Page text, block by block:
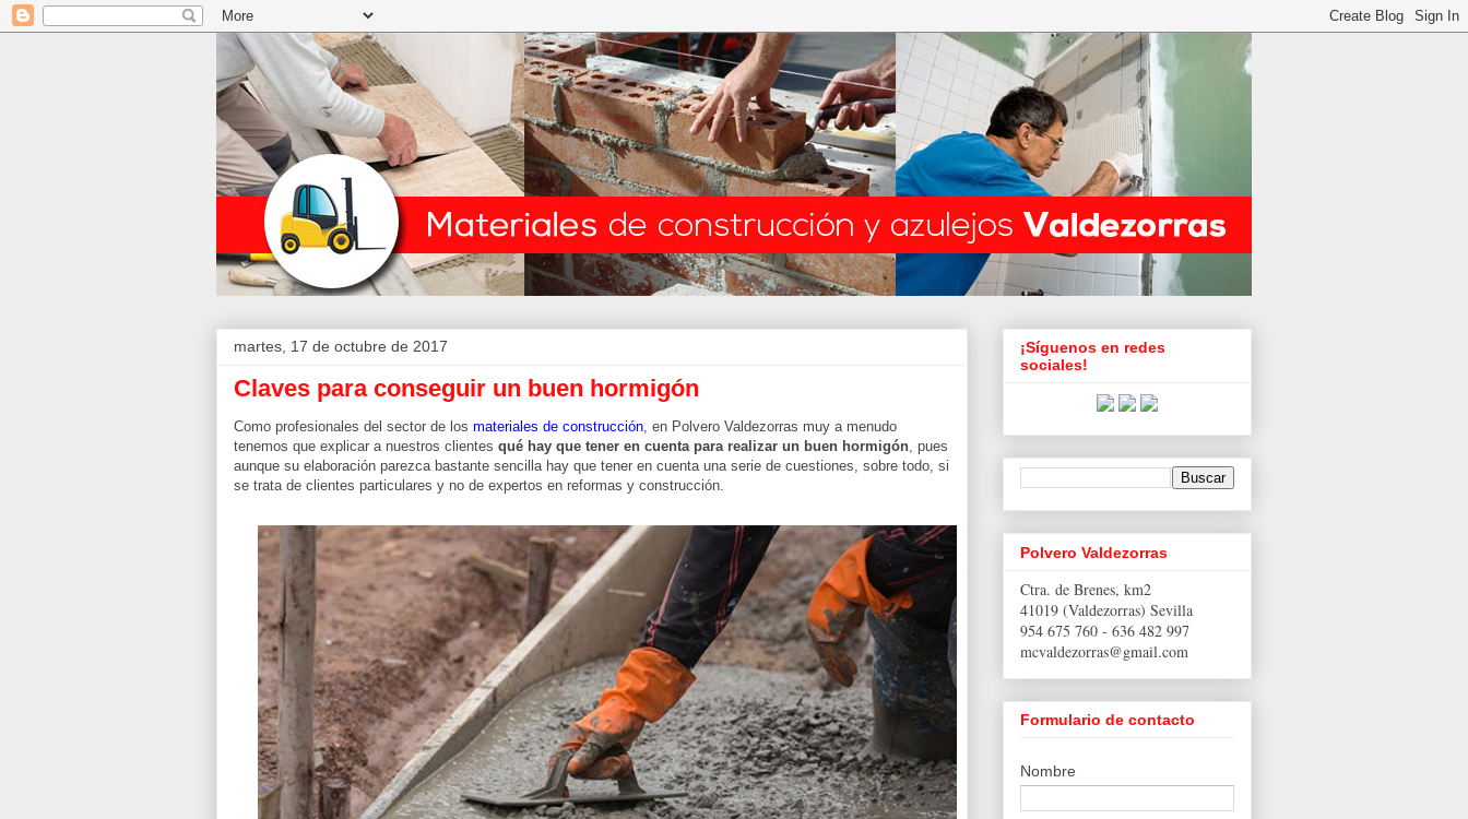
martes, 17 de octubre de 2017
Claves para conseguir un buen hormigón
Como profesionales del sector de los materiales de construcción, en Polvero Valdezorras muy a menudo
tenemos que explicar a nuestros clientes qué hay que tener en cuenta para realizar un buen hormigón, pues
aunque su elaboración parezca bastante sencilla hay que tener en cuenta una serie de cuestiones, sobre todo, si
se trata de clientes particulares y no de expertos en reformas y construcción.
¡Síguenos en redes
sociales!
Polvero Valdezorras
Ctra. de Brenes, km2
41019 (Valdezorras) Sevilla
954 675 760 - 636 482 997
mcvaldezorras@gmail.com
Formulario de contacto
Nombre